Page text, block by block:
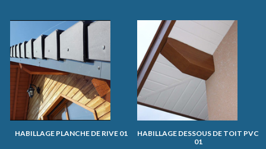
HABILLAGE PLANCHE DE RIVE 01
HABILLAGE DESSOUS DE TOIT PVC
01